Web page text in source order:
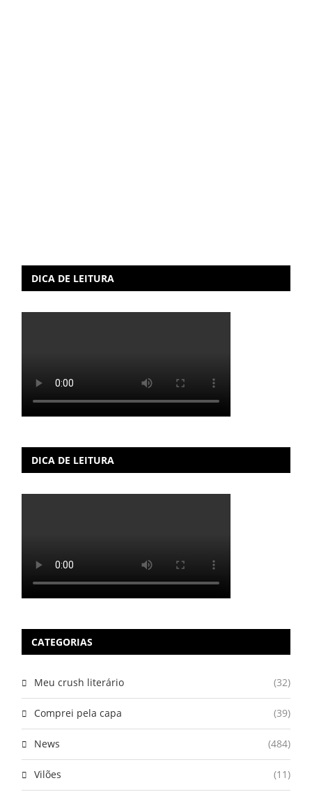
DICA DE LEITURA
DICA DE LEITURA
CATEGORIAS
Meu crush literário (32)
Comprei pela capa (39)
News (484)
Vilões (11)